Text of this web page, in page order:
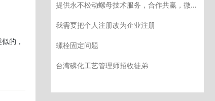
的，
提供永不松动螺母技术服务，合作共赢，微信pfnrsh
我需要把个人注册改为企业注册
螺栓固定问题
台湾磷化工艺管理师招收徒弟